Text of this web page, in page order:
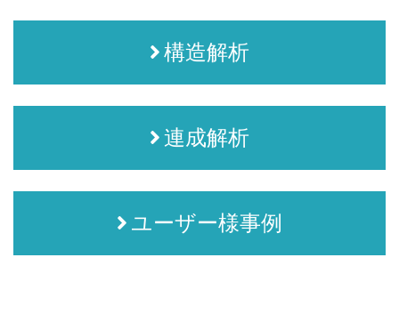
構造解析
連成解析
ユーザー様事例